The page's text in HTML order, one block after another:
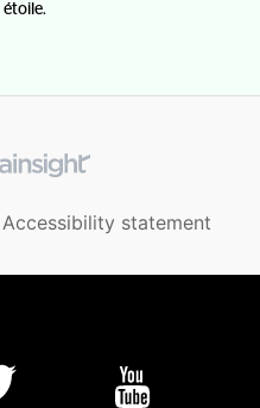
étoile.
Accessibility statement